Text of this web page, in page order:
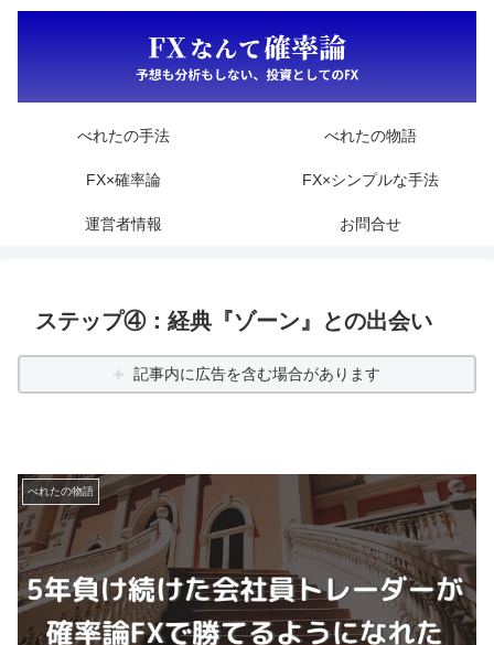
べれたの手法 べれたの物語
FX×確率論 FX×シンプルな手法
運営者情報 お問合せ
ステップ④：経典『ゾーン』との出会い
記事内に広告を含む場合があります
べれたの物語